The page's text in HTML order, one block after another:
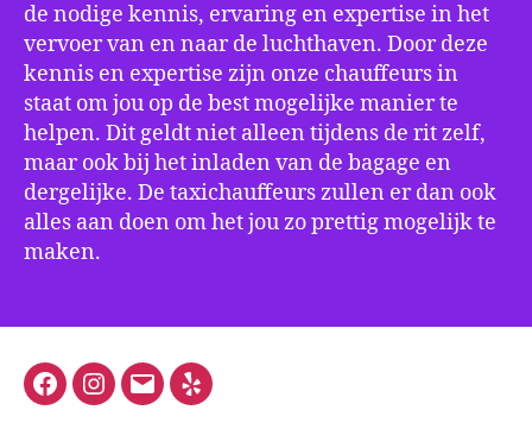
de nodige kennis, ervaring en expertise in het
vervoer van en naar de luchthaven. Door deze
kennis en expertise zijn onze chauffeurs in
staat om jou op de best mogelijke manier te
helpen. Dit geldt niet alleen tijdens de rit zelf,
maar ook bij het inladen van de bagage en
dergelijke. De taxichauffeurs zullen er dan ook
alles aan doen om het jou zo prettig mogelijk te
maken.
FacebookInstagram
E-
Yelp